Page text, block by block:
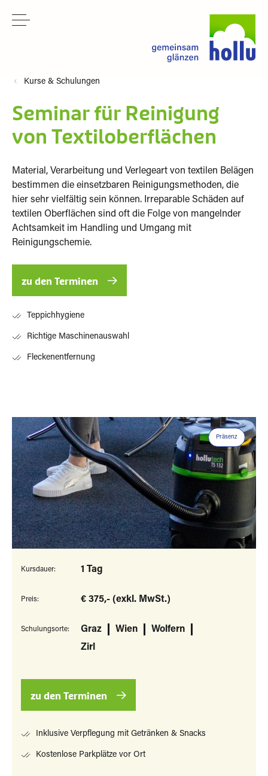
Kurse & Schulungen
Seminar für Reinigung
von Textiloberflächen
Material, Verarbeitung und Verlegeart von textilen Belägen
bestimmen die einsetzbaren Reinigungsmethoden, die
hier sehr vielfältig sein können. Irreparable Schäden auf
textilen Oberflächen sind oft die Folge von mangelnder
Achtsamkeit im Handling und Umgang mit
Reinigungschemie.
zu den Terminen
Teppichhygiene
Richtige Maschinenauswahl
Fleckenentfernung
Präsenz
Kursdauer: 1 Tag
Preis: € 375,- (exkl. MwSt.)
Schulungsorte: Graz Wien
Wolfern
Zirl
zu den Terminen
Inklusive Verpflegung mit Getränken & Snacks
Kostenlose Parkplätze vor Ort